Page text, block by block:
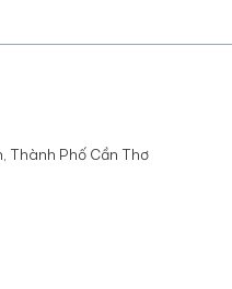
Thành Phố Cần Thơ